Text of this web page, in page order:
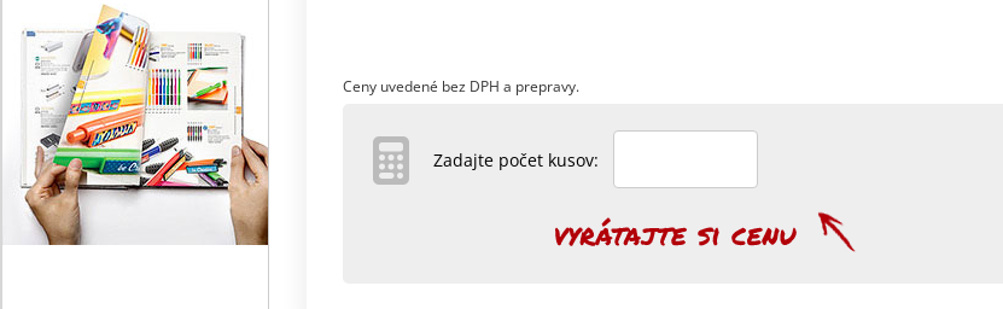
Ceny uvedené bez DPH a prepravy.
Zadajte počet kusov: